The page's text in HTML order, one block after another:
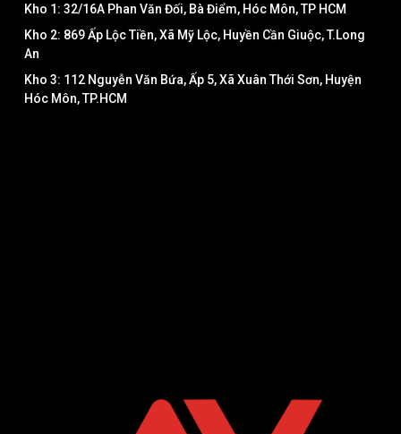
Kho 1: 32/16A Phan Văn Đối, Bà Điểm, Hóc Môn, TP HCM
Kho 2: 869 Ấp Lộc Tiền, Xã Mỹ Lộc, Huyền Cần Giuộc, T.Long
An
Kho 3: 112 Nguyễn Văn Bứa, Ấp 5, Xã Xuân Thới Sơn, Huyện
Hóc Môn, TP.HCM